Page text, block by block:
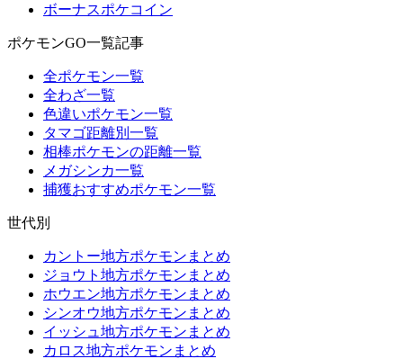
ボーナスポケコイン
ポケモンGO一覧記事
全ポケモン一覧
全わざ一覧
色違いポケモン一覧
タマゴ距離別一覧
相棒ポケモンの距離一覧
メガシンカ一覧
捕獲おすすめポケモン一覧
世代別
カントー地方ポケモンまとめ
ジョウト地方ポケモンまとめ
ホウエン地方ポケモンまとめ
シンオウ地方ポケモンまとめ
イッシュ地方ポケモンまとめ
カロス地方ポケモンまとめ